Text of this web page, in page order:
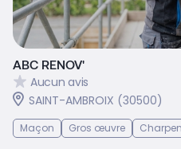
ABC RENOV'
Aucun avis
SAINT-AMBROIX (30500)
Maçon Gros œuvre